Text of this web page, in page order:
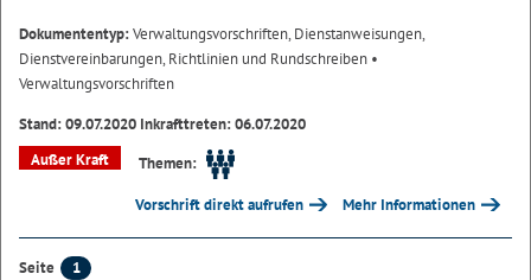
Dokumententyp:Verwaltungsvorschriften, Dienstanweisungen,
Dienstvereinbarungen, Richtlinien und Rundschreiben •
Verwaltungsvorschriften
Stand: 09.07.2020 Inkrafttreten: 06.07.2020
Außer Kraft
Themen:
Vorschrift direkt aufrufen Mehr Informationen
Seite
1